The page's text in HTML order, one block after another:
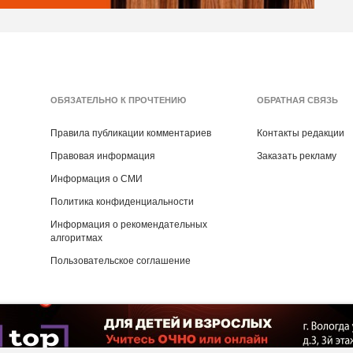
ОБЯЗАТЕЛЬНО К ПРОЧТЕНИЮ
Правила публикации комментариев
Правовая информация
Информация о СМИ
Политика конфиденциальности
Информация о рекомендательных
алгоритмах
Пользовательское соглашение
ОБРАТНАЯ СВЯЗЬ
Контакты редакции
Заказать рекламу
Copyright ©2016- 2026Рекламная группа «Медиа консалт»